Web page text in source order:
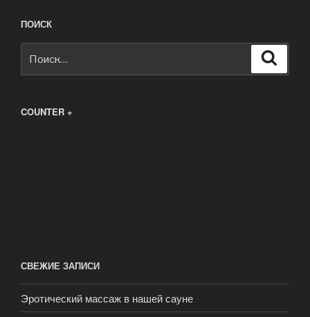
ПОИСК
COUNTER +
СВЕЖИЕ ЗАПИСИ
Эротический массаж в нашей сауне